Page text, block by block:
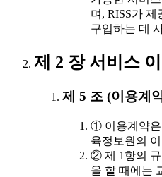
며, RISS가
구입하는 데
제 2 장 서비스
제 5 조 (이용계
① 이용계약은
육정보원의
② 제 1항의 규
을 할 때에는